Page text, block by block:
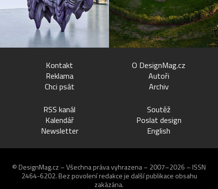
Kontakt
Reklama
Chci psát
O DesignMag.cz
Autoři
Archiv
RSS kanál
Kalendář
Newsletter
Soutěž
Poslat design
English
© DesignMag.cz – Všechna práva vyhrazena – 2007–2026 – ISSN
2464-6202. Bez povolení redakce je další publikace obsahu
zakázána.